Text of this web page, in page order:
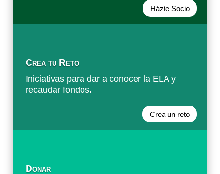
Házte Socio
Crea tu Reto
Iniciativas para dar a conocer la ELA y
recaudar fondos.
Crea un reto
Donar